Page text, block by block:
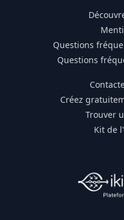
Questions
Questions
Créez
Trouver
Kit de